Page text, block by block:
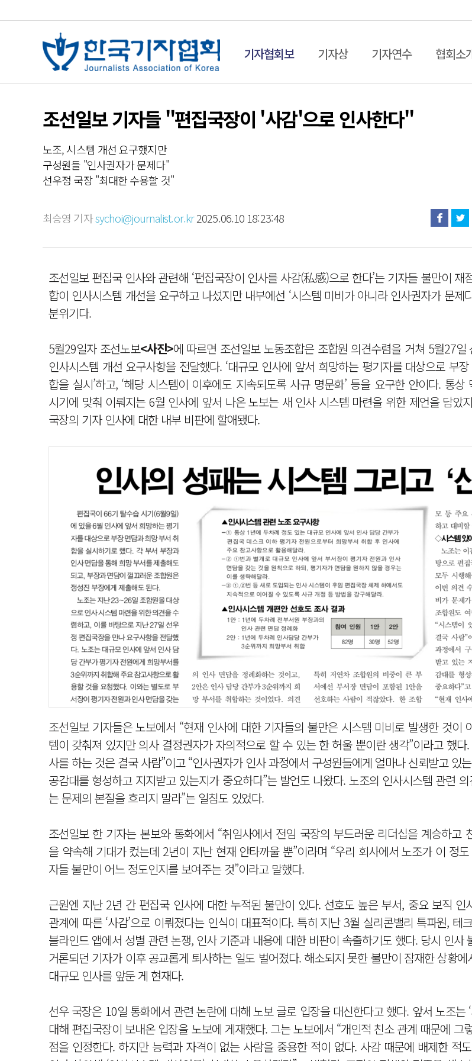
기자협회보 기자상 기자연수 협회소
조선일보 기자들 "편집국장이 '사감'으로 인사한다"
노조, 시스템 개선 요구했지만
구성원들 "인사권자가 문제다"
선우정 국장 "최대한 수용할 것"
최승영 기자sychoi@journalist.or.kr2025.06.10 18:23:48
조선일보 편집국 인사와 관련해 ‘편집국장이 인사를 사감(私感)으로 한다’는 기자들 불만이 재
합이 인사시스템 개선을 요구하고 나섰지만 내부에선 ‘시스템 미비가 아니라 인사권자가 문제
분위기다.
5월29일자 조선노보<사진>에 따르면 조선일보 노동조합은 조합원 의견수렴을 거쳐 5월27일
인사시스템 개선 요구사항을 전달했다. ‘대규모 인사에 앞서 희망하는 평기자를 대상으로 부
합을 실시’하고, ‘해당 시스템이 이후에도 지속되도록 사규 명문화’ 등을 요구한 안이다. 통상
시기에 맞춰 이뤄지는 6월 인사에 앞서 나온 노보는 새 인사 시스템 마련을 위한 제언을 담았
국장의 기자 인사에 대한 내부 비판에 할애됐다.
조선일보 기자들은 노보에서 “현재 인사에 대한 기자들의 불만은 시스템 미비로 발생한 것이
템이 갖춰져 있지만 의사 결정권자가 자의적으로 할 수 있는 한 허울 뿐이란 생각”이라고 했다
사를 하는 것은 결국 사람”이고 “인사권자가 인사 과정에서 구성원들에게 얼마나 신뢰받고 있
공감대를 형성하고 지지받고 있는지가 중요하다”는 발언도 나왔다. 노조의 인사시스템 관련
는 문제의 본질을 흐리지 말라”는 일침도 있었다.
조선일보 한 기자는 본보와 통화에서 “취임사에서 전임 국장의 부드러운 리더십을 계승하고
을 약속해 기대가 컸는데 2년이 지난 현재 안타까울 뿐”이라며 “우리 회사에서 노조가 이 정
자들 불만이 어느 정도인지를 보여주는 것”이라고 말했다.
근원엔 지난 2년 간 편집국 인사에 대한 누적된 불만이 있다. 선호도 높은 부서, 중요 보직 인
관계에 따른 ‘사감’으로 이뤄졌다는 인식이 대표적이다. 특히 지난 3월 실리콘밸리 특파원, 테
블라인드 앱에서 성별 관련 논쟁, 인사 기준과 내용에 대한 비판이 속출하기도 했다. 당시 인사
거론되던 기자가 이후 공교롭게 퇴사하는 일도 벌어졌다. 해소되지 못한 불만이 잠재한 상황
대규모 인사를 앞둔 게 현재다.
선우 국장은 10일 통화에서 관련 논란에 대해 노보 글로 입장을 대신한다고 했다. 앞서 노조는
대해 편집국장이 보내온 입장을 노보에 게재했다. 그는 노보에서 “개인적 친소 관계 때문에 그
점을 인정한다. 하지만 능력과 자격이 없는 사람을 중용한 적이 없다. 사감 때문에 배제한 적